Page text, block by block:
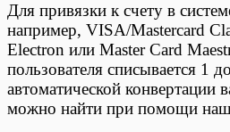
Для привязки к счету в
например, VISA/Mastercard
Electron или Master Card
пользователя списывается 1
автоматической
можно найти при помощи